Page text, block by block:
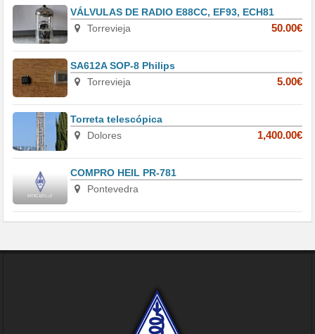
VÁLVULAS DE RADIO E88CC, EF93, ECH81
Torrevieja
50.00€
SA612A SOP-8 Philips
Torrevieja
5.00€
Torreta telescópica
Dolores
1,400.00€
COMPRO HEIL PR-781
Pontevedra